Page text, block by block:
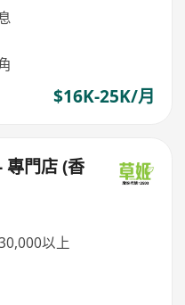
$16K-25K/月
專門店 (香
以上